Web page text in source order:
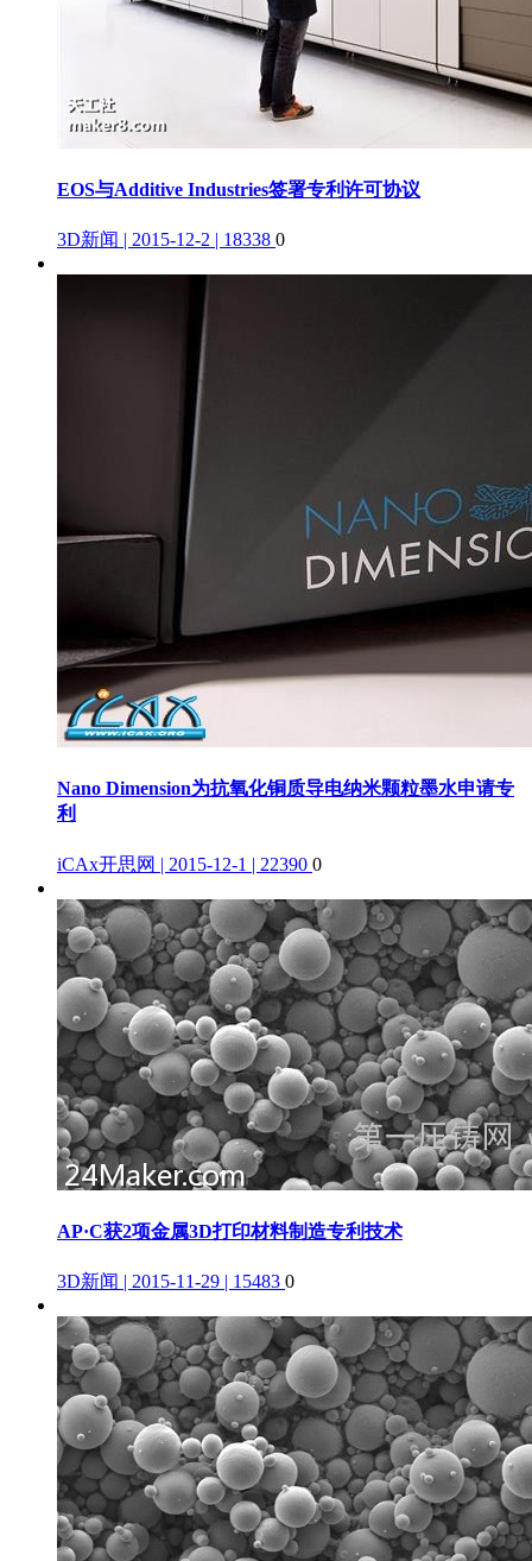
EOS与Additive Industries签署专利许可协议
3D新闻 | 2015-12-2 | 18338 0
Nano Dimension为抗氧化铜质导电纳米颗粒墨水申请专
利
iCAx开思网 | 2015-12-1 | 22390 0
AP·C获2项金属3D打印材料制造专利技术
3D新闻 | 2015-11-29 | 15483 0